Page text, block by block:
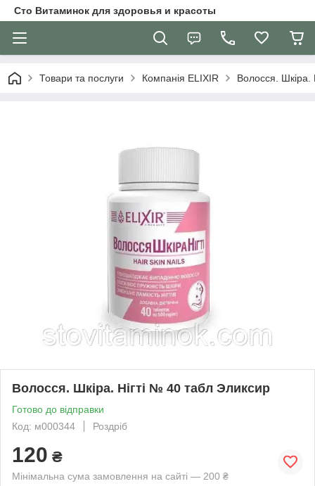
Сто Витаминок для здоровья и красоты
Товари та послуги Компанія ELIXIR Волосся. Шкіра.
Волосся. Шкіра. Нігті № 40 табл Эликсир
Готово до відправки
Код: м000344
Роздріб
120 ₴
Мінімальна сума замовлення на сайті — 200 ₴